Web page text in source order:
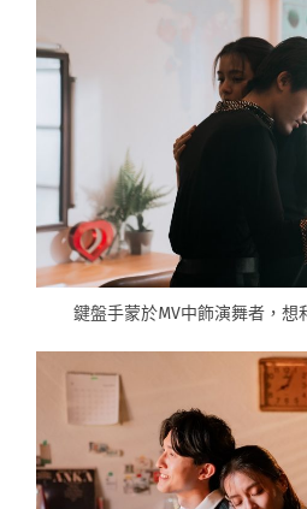
鍵盤手蒙於MV中飾演舞者，想